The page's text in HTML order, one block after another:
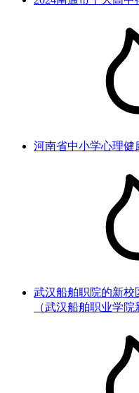
河南省中小学心理健
武汉船舶职院的新校
（武汉船舶职业学院